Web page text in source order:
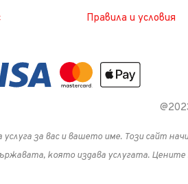
Правила и условия
услуга за вас и вашето име. Този сайт
която издава услугата.